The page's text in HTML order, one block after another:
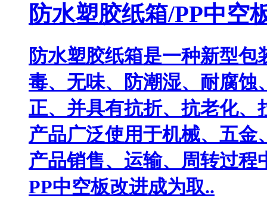
防水塑胶纸箱/PP中空
防水塑胶纸箱是一种新型
毒、无味、防潮湿、耐腐蚀
正、并具有抗折、抗老化、
产品广泛使用于机械、五
产品销售、运输、周转过
PP中空板改进成为取..